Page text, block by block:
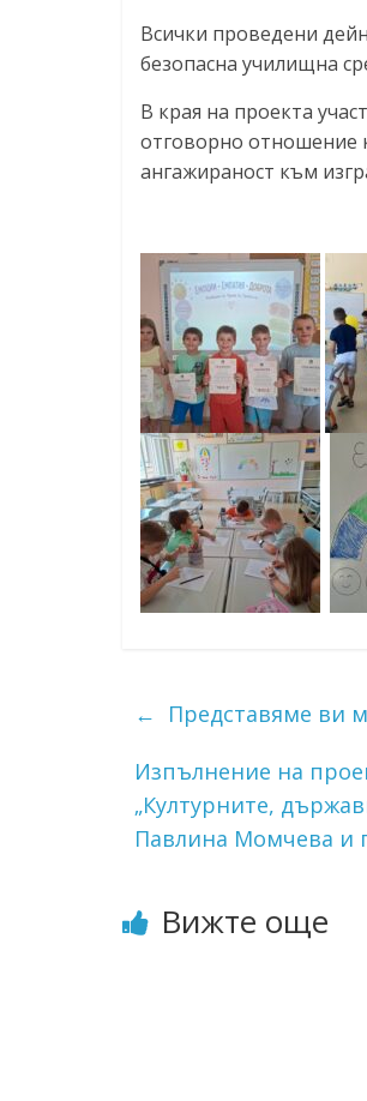
Всички проведени
безопасна училищна
В края на проекта
отговорно отношение
ангажираност към
←
Представяме ви
Изпълнение на
„Културните,
Павлина Момчева и
Вижте още